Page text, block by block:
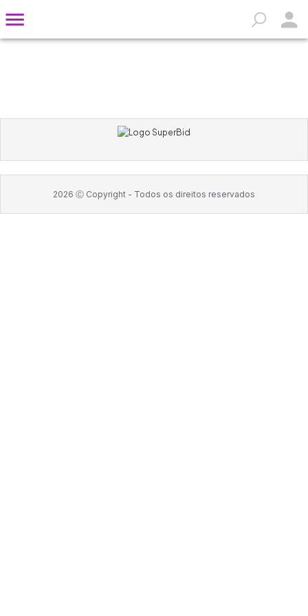
2026 Ⓒ Copyright - Todos os direitos reservados